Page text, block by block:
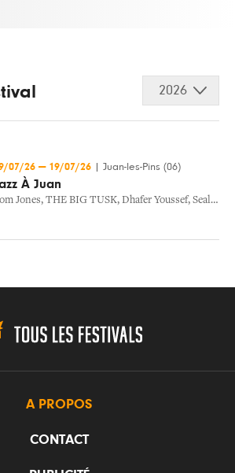
2026
07/26 — 19/07/26 Juan-les-Pins (06)
À Juan
Jones, THE BIG TUSK, Dhafer Youssef, Seal,
A PROPOS
CONTACT